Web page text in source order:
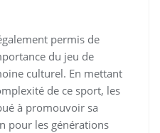
permis de
du jeu de
culturel. En mettant
de ce sport, les
à promouvoir sa
pour les générations